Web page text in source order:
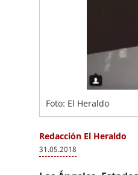
Foto: El Heraldo
Redacción El Heraldo
31.05.2018